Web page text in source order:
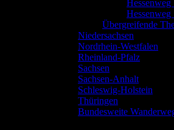
Hessenweg
Hessenweg
Übergreifende
Niedersachsen
Nordrhein-Westfalen
Rheinland-Pfalz
Sachsen
Sachsen-Anhalt
Schleswig-Holstein
Thüringen
Bundesweite